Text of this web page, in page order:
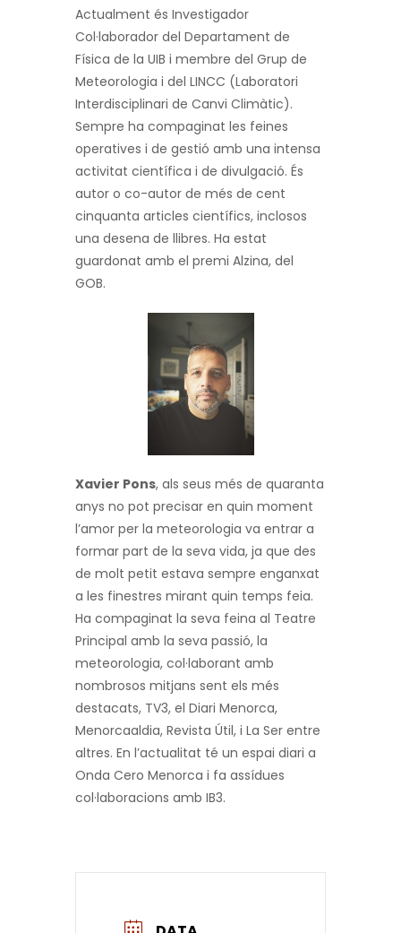
Actualment és Investigador
Col·laborador del Departament de
Física de la UIB i membre del Grup de
Meteorologia i del LINCC (Laboratori
Interdisciplinari de Canvi Climàtic).
Sempre ha compaginat les feines
operatives i de gestió amb una intensa
activitat científica i de divulgació. És
autor o co-autor de més de cent
cinquanta articles científics, inclosos
una desena de llibres. Ha estat
guardonat amb el premi Alzina, del
GOB.
Xavier Pons, als seus més de quaranta
anys no pot precisar en quin moment
l’amor per la meteorologia va entrar a
formar part de la seva vida, ja que des
de molt petit estava sempre enganxat
a les finestres mirant quin temps feia.
Ha compaginat la seva feina al Teatre
Principal amb la seva passió, la
meteorologia, col·laborant amb
nombrosos mitjans sent els més
destacats, TV3, el Diari Menorca,
Menorcaaldia, Revista Útil, i La Ser entre
altres. En l’actualitat té un espai diari a
Onda Cero Menorca i fa assídues
col·laboracions amb IB3.